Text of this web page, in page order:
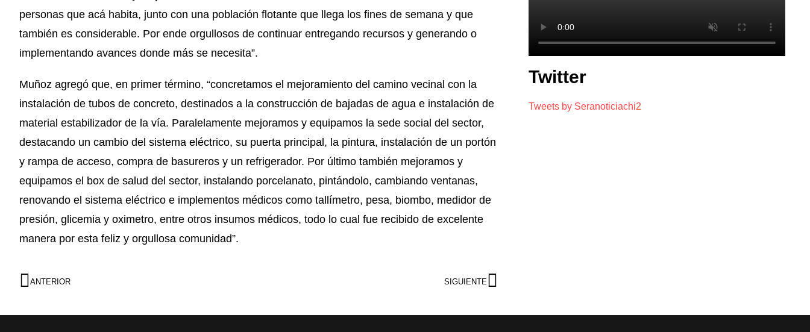
personas que acá habita, junto con una población flotante que llega los fines de semana y que
también es considerable. Por ende orgullosos de continuar entregando recursos y generando o
implementando avances donde más se necesita”.
Muñoz agregó que, en primer término, “concretamos el mejoramiento del camino vecinal con la
instalación de tubos de concreto, destinados a la construcción de bajadas de agua e instalación de
material estabilizador de la vía. Paralelamente mejoramos y equipamos la sede social del sector,
destacando un cambio del sistema eléctrico, su puerta principal, la pintura, instalación de un portón
y rampa de acceso, compra de basureros y un refrigerador. Por último también mejoramos y
equipamos el box de salud del sector, instalando porcelanato, pintándolo, cambiando ventanas,
renovando el sistema eléctrico e implementos médicos como tallímetro, pesa, biombo, medidor de
presión, glicemia y oximetro, entre otros insumos médicos, todo lo cual fue recibido de excelente
manera por esta feliz y orgullosa comunidad”.
ANTERIOR SIGUIENTE
Twitter
Tweets by Seranoticiachi2